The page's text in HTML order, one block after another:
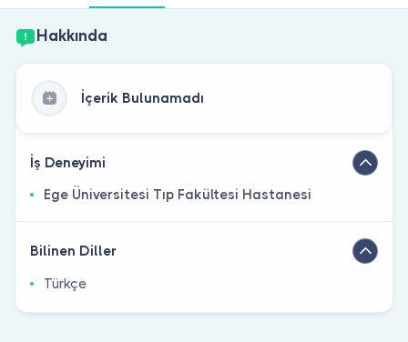
Hakkında
İçerik Bulunamadı
İş Deneyimi
Ege Üniversitesi Tıp Fakültesi Hastanesi
Bilinen Diller
Türkçe